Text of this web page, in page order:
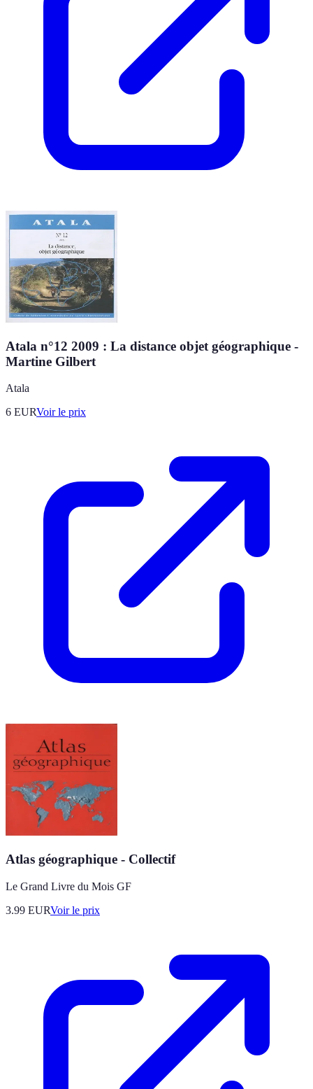
Atala n°12 2009 : La distance objet géographique -
Martine Gilbert
Atala
6 EURVoir le prix
Atlas géographique - Collectif
Le Grand Livre du Mois GF
3.99 EURVoir le prix